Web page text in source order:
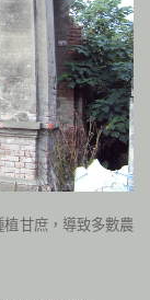
甘庶，導致多數農